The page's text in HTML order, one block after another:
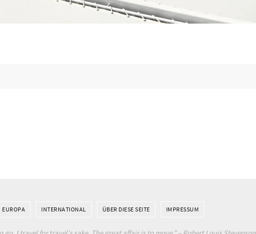
EUROPA INTERNATIONAL ÜBER DIESE SEITE IMPRESSUM